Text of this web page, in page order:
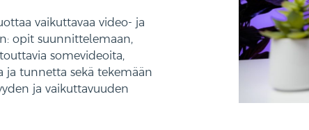
vaikuttavaa video- ja
opit suunnittelemaan,
somevideoita,
ja tunnetta sekä tekemään
ja vaikuttavuuden